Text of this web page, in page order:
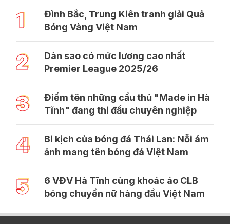
1
Đình Bắc, Trung Kiên tranh giải Quả
Bóng Vàng Việt Nam
2
Dàn sao có mức lương cao nhất
Premier League 2025/26
3
Điểm tên những cầu thủ "Made in Hà
Tĩnh" đang thi đấu chuyên nghiệp
4
Bi kịch của bóng đá Thái Lan: Nỗi ám
ảnh mang tên bóng đá Việt Nam
5
6 VĐV Hà Tĩnh cùng khoác áo CLB
bóng chuyền nữ hàng đầu Việt Nam